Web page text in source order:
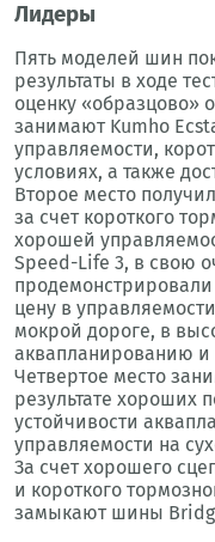
Лидеры
Пять моделей шин
результаты в ходе
оценку «образцово»
занимают Kumho
управляемости,
условиях, а также
Второе место
за счет короткого
хорошей
Speed-Life 3, в свою
цену в
мокрой дороге, в
аквапланированию
Четвертое место
результате хороших
устойчивости
управляемости на
За счет хорошего
и короткого
замыкают шины